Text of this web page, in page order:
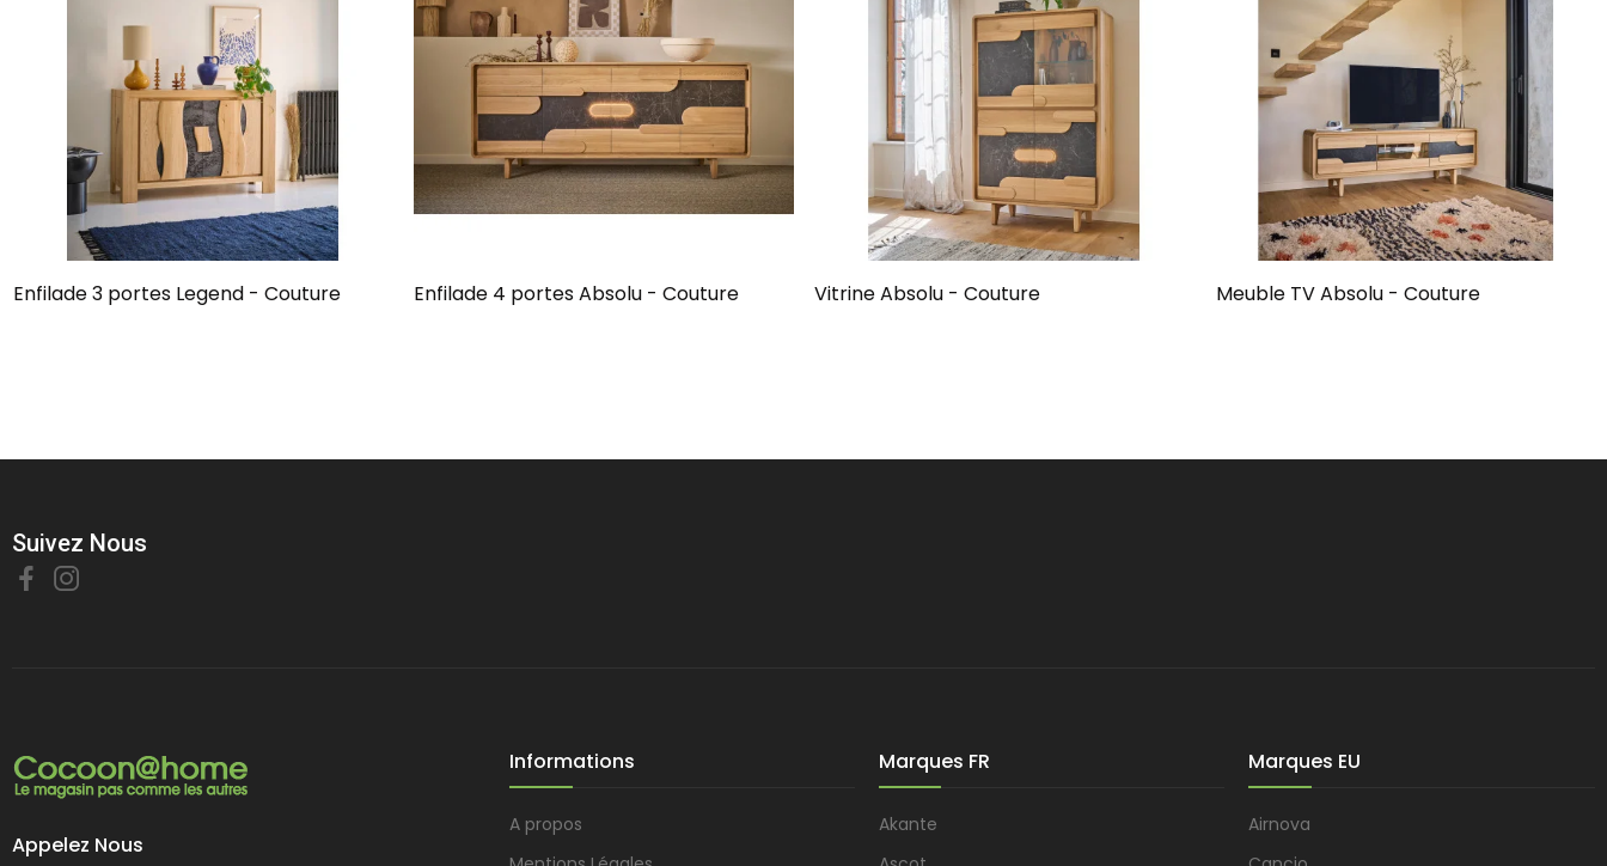
Enfilade 3 portes Legend - Couture Enfilade 4 portes Absolu - Couture Vitrine Absolu - Couture Meuble TV Absolu - Couture
Suivez Nous
Appelez Nous
Informations
A propos
Marques FR
Akante
Marques EU
Airnova